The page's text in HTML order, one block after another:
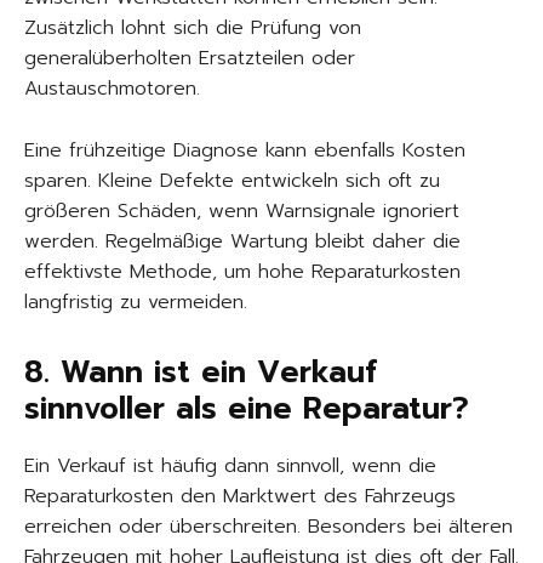
Zusätzlich lohnt sich die Prüfung von
generalüberholten Ersatzteilen oder
Austauschmotoren.
Eine frühzeitige Diagnose kann ebenfalls Kosten
sparen. Kleine Defekte entwickeln sich oft zu
größeren Schäden, wenn Warnsignale ignoriert
werden. Regelmäßige Wartung bleibt daher die
effektivste Methode, um hohe Reparaturkosten
langfristig zu vermeiden.
8. Wann ist ein Verkauf
sinnvoller als eine Reparatur?
Ein Verkauf ist häufig dann sinnvoll, wenn die
Reparaturkosten den Marktwert des Fahrzeugs
erreichen oder überschreiten. Besonders bei älteren
Fahrzeugen mit hoher Laufleistung ist dies oft der Fall.